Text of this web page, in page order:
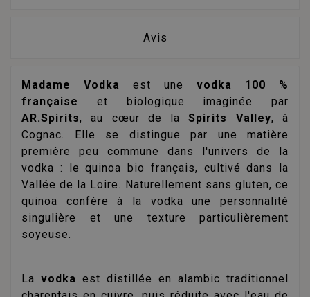
Avis
Madame Vodka est une vodka 100 %
française
et biologique imaginée par
AR.Spirits, au cœur de laSpirits Valley, à
Cognac. Elle se distingue par une matière
première peu commune dans l'univers de la
vodka : le quinoa bio français, cultivé dans la
Vallée de la Loire. Naturellement sans gluten, ce
quinoa confère à la vodka une personnalité
singulière et une texture particulièrement
soyeuse.
La vodka est distillée en alambic traditionnel